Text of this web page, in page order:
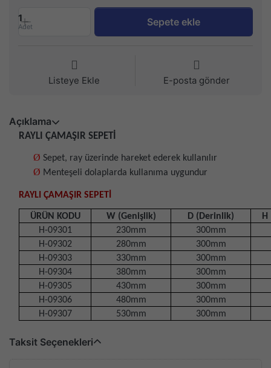
1
Adet Sepete ekle
Listeye Ekle E-posta gönder
Açıklama
RAYLI ÇAMAŞIR SEPETİ
Ø Sepet, ray üzerinde hareket ederek kullanılır
Ø Menteşeli dolaplarda kullanıma uygundur
RAYLI ÇAMAŞIR SEPETİ
ÜRÜN KODU W (Genişlik) D (Derinlik)
H-09301
230mm
300mm
H-09302
280mm
300mm
H-09303
330mm
300mm
H-09304
380mm
300mm
H-09305
430mm
300mm
H-09306
480mm
300mm
H-09307
530mm 300mm
Taksit Seçenekleri